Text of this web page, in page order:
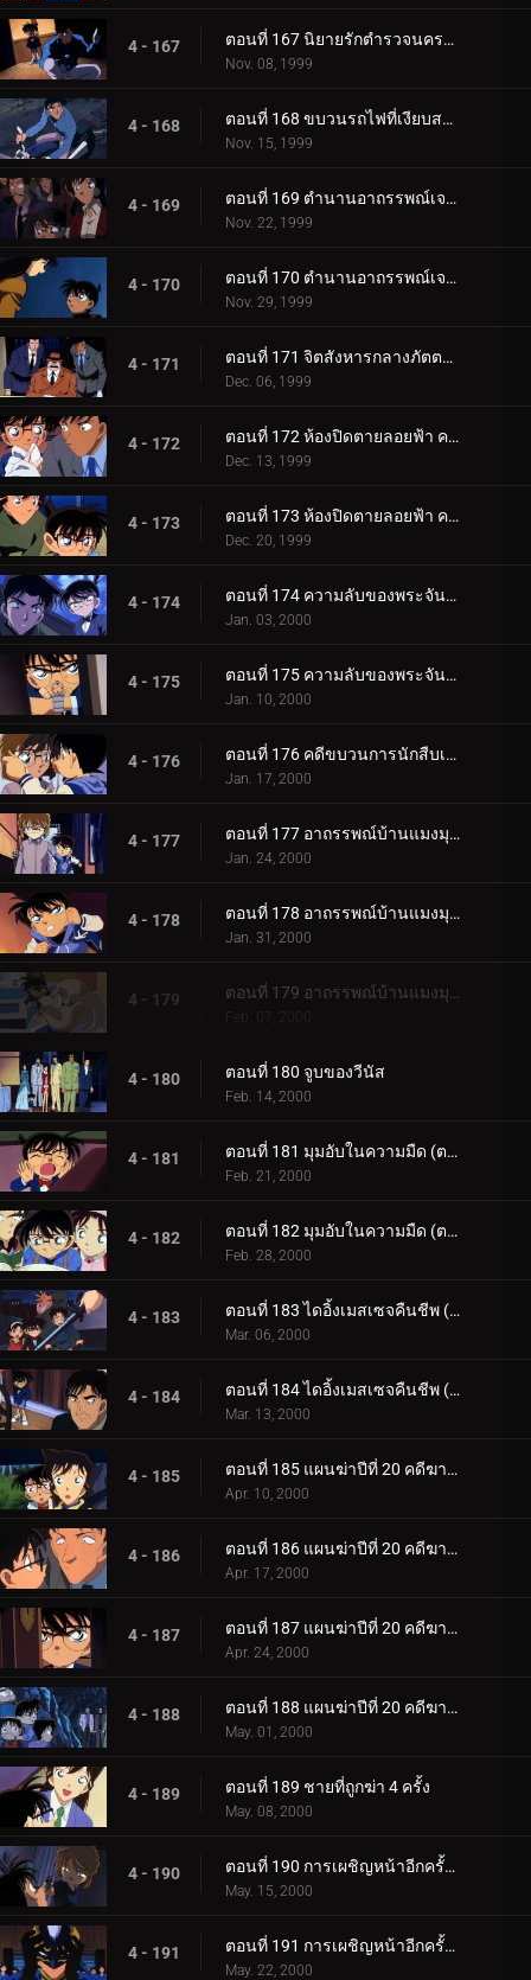
4 - 167 ตอนที่ 167 นิยายรักตำรวจนครบาลภาค 2 (ตอนจบ)
Nov. 08, 1999
4 - 168 ตอนที่ 168 ขบวนรถไฟที่เงียบสงัด
Nov. 15, 1999
4 - 169 ตอนที่ 169 ตำนานอาถรรพณ์เจดีย์ห้าชั้น (ตอนแรก)
Nov. 22, 1999
4 - 170 ตอนที่ 170 ตำนานอาถรรพณ์เจดีย์ห้าชั้น (ตอนจบ)
Nov. 29, 1999
4 - 171 ตอนที่ 171 จิตสังหารกลางภัตตาคารกลางน้ำ
Dec. 06, 1999
4 - 172 ตอนที่ 172 ห้องปิดตายลอยฟ้า คดีแรกของคุโด้ ชินอิจิ (ตอนพิเศษ ตอนแรก) ยอดนักสืบจิ๋วโคนัน เดอะซีรี__.
Dec. 13, 1999
4 - 173 ตอนที่ 173 ห้องปิดตายลอยฟ้า คดีแรกของคุโด้ ชินอิจิ (ตอนพิเศษ ตอนจบ) ยอดนักสืบจิ๋วโคนัน เดอะซีรีส__.
Dec. 20, 1999
4 - 174 ตอนที่ 174 ความลับของพระจันทร์กับดวงดาวและพระอาทิตย์ (ตอนแรก)
Jan. 03, 2000
4 - 175 ตอนที่ 175 ความลับของพระจันทร์กับดวงดาวและพระอาทิตย์ (ตอนจบ)
Jan. 10, 2000
4 - 176 ตอนที่ 176 คดีขบวนการนักสืบเยาวชนหายตัว
Jan. 17, 2000
4 - 177 ตอนที่ 177 อาถรรพณ์บ้านแมงมุมที่ทตโทริ (ภาคคดี)
Jan. 24, 2000
4 - 178 ตอนที่ 178 อาถรรพณ์บ้านแมงมุมที่ทตโทริ (ภาคสงสัย)
Jan. 31, 2000
4 - 179 ตอนที่ 179 อาถรรพณ์บ้านแมงมุมที่ทตโทริ (ภาคปิดคดี)
4 - 180 ตอนที่ 180 จูบของวีนัส
Feb. 14, 2000
4 - 181 ตอนที่ 181 มุมอับในความมืด (ตอนแรก)
Feb. 21, 2000
4 - 182 ตอนที่ 182 มุมอับในความมืด (ตอนจบ)
Feb. 28, 2000
4 - 183 ตอนที่ 183 ไดอิ้งเมสเซจคืนชีพ (ตอนแรก)
Mar. 06, 2000
4 - 184 ตอนที่ 184 ไดอิ้งเมสเซจคืนชีพ (ตอนจบ)
Mar. 13, 2000
4 - 185 ตอนที่ 185 แผนฆ่าปีที่ 20 คดีฆาตกรรมต่อเนื่อง ซิมโฟนี่หมายเลข 1 (ตอนพิเศษ ตอนแรก)
Apr. 10, 2000
4 - 186 ตอนที่ 186 แผนฆ่าปีที่ 20 คดีฆาตกรรมต่อเนื่อง ซิมโฟนี่หมายเลข 1 (ตอนพิเศษ ตอนที่ 2)
Apr. 17, 2000
4 - 187 ตอนที่ 187 แผนฆ่าปีที่ 20 คดีฆาตกรรมต่อเนื่อง ซิมโฟนี่หมายเลข 1 (ตอนพิเศษ ตอนที่ 3)
Apr. 24, 2000
4 - 188 ตอนที่ 188 แผนฆ่าปีที่ 20 คดีฆาตกรรมต่อเนื่อง ซิมโฟนี่หมายเลข 1 (ตอนพิเศษ ตอนจบ)
May. 01, 2000
4 - 189 ตอนที่ 189 ชายที่ถูกฆ่า 4 ครั้ง
May. 08, 2000
4 - 190 ตอนที่ 190 การเผชิญหน้าอีกครั้งกับองค์กรชุดดำ (ภาคไฮบาระ)
May. 15, 2000
4 - 191 ตอนที่ 191 การเผชิญหน้าอีกครั้งกับองค์กรชุดดำ (ภาคโคนัน)
May. 22, 2000